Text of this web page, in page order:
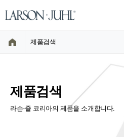
제품검색
제품검색
라슨-쥴 코리아의 제품을 소개합니다.